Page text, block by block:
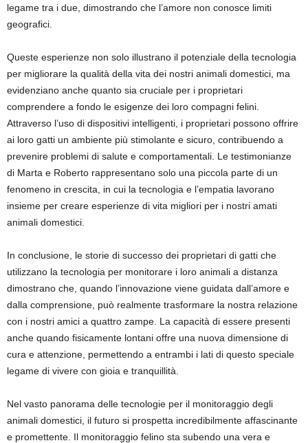
legame tra i due, dimostrando che l’amore non conosce limiti
geografici.
Queste esperienze non solo illustrano il potenziale della tecnologia
per migliorare la qualità della vita dei nostri animali domestici, ma
evidenziano anche quanto sia cruciale per i proprietari
comprendere a fondo le esigenze dei loro compagni felini.
Attraverso l’uso di dispositivi intelligenti, i proprietari possono offrire
ai loro gatti un ambiente più stimolante e sicuro, contribuendo a
prevenire problemi di salute e comportamentali. Le testimonianze
di Marta e Roberto rappresentano solo una piccola parte di un
fenomeno in crescita, in cui la tecnologia e l’empatia lavorano
insieme per creare esperienze di vita migliori per i nostri amati
animali domestici.
In conclusione, le storie di successo dei proprietari di gatti che
utilizzano la tecnologia per monitorare i loro animali a distanza
dimostrano che, quando l’innovazione viene guidata dall’amore e
dalla comprensione, può realmente trasformare la nostra relazione
con i nostri amici a quattro zampe. La capacità di essere presenti
anche quando fisicamente lontani offre una nuova dimensione di
cura e attenzione, permettendo a entrambi i lati di questo speciale
legame di vivere con gioia e tranquillità.
Nel vasto panorama delle tecnologie per il monitoraggio degli
animali domestici, il futuro si prospetta incredibilmente affascinante
e promettente. Il monitoraggio felino sta subendo una vera e